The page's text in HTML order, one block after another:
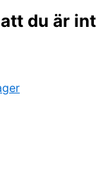
du är